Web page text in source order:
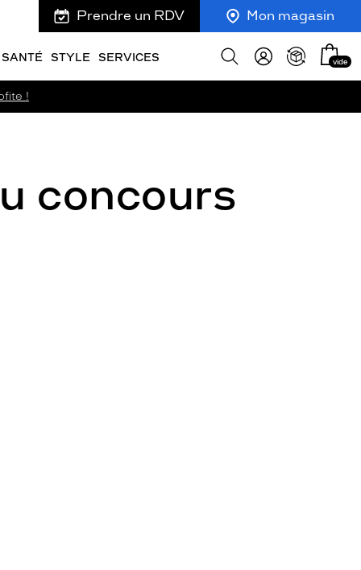
Prendre un RDV Mon magasin
SANTÉ STYLE SERVICES
Afficher
Mon
panier
vide
!
concours